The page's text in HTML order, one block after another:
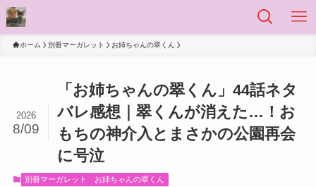
ホーム 別冊マーガレット お姉ちゃんの翠くん
「お姉ちゃんの翠くん」44話ネタ
バレ感想｜翠くんが消えた…！お
もちの神介入とまさかの公園再会
に号泣
2026
8/09
別冊マーガレット お姉ちゃんの翠くん